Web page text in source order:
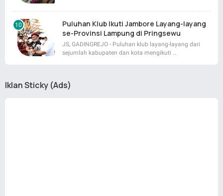
Puluhan Klub Ikuti Jambore Layang-layang
se-Provinsi Lampung di Pringsewu
JS, GADINGREJO - Puluhan klub layang-layang dari
sejumlah kabupaten dan kota mengikuti …
Iklan Sticky (Ads)